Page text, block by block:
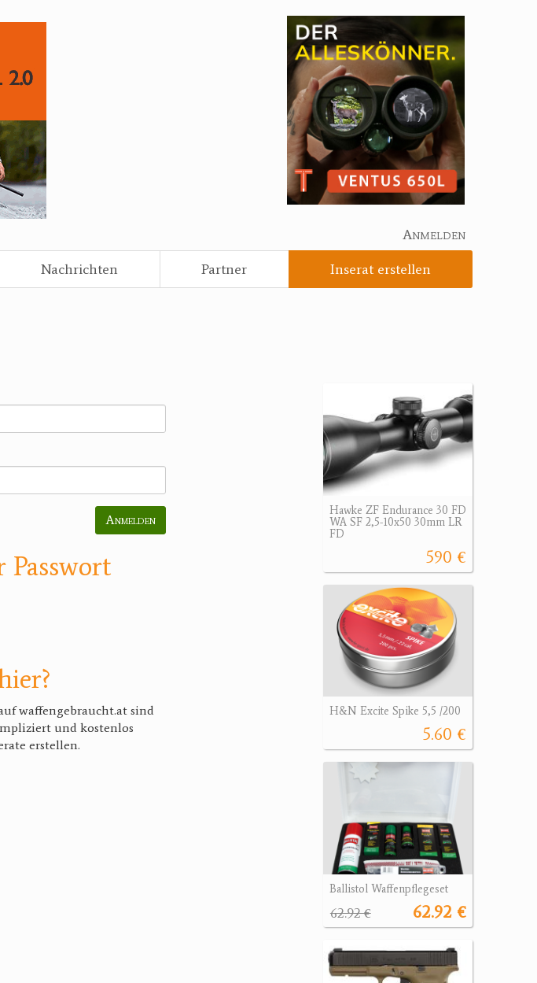
Anmelden
Nachrichten Partner Inserat erstellen
Anmelden
Passwort
waffengebraucht.at sind
und kostenlos
erstellen.
Hawke ZF Endurance 30 FD
WA SF 2,5-10x50 30mm LR
FD
590 €
H&N Excite Spike 5,5 /200
5.60 €
Ballistol Waffenpflegeset
62.92 €
62.92 €